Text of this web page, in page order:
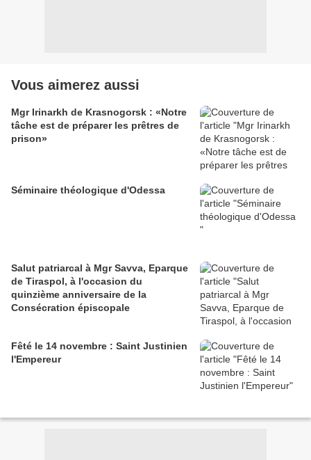
Vous aimerez aussi
Mgr Irinarkh de Krasnogorsk : «Notre
tâche est de préparer les prêtres de
prison»
Séminaire théologique d'Odessa
Salut patriarcal à Mgr Savva, Eparque
de Tiraspol, à l'occasion du
quinzième anniversaire de la
Consécration épiscopale
Fêté le 14 novembre : Saint Justinien
l'Empereur